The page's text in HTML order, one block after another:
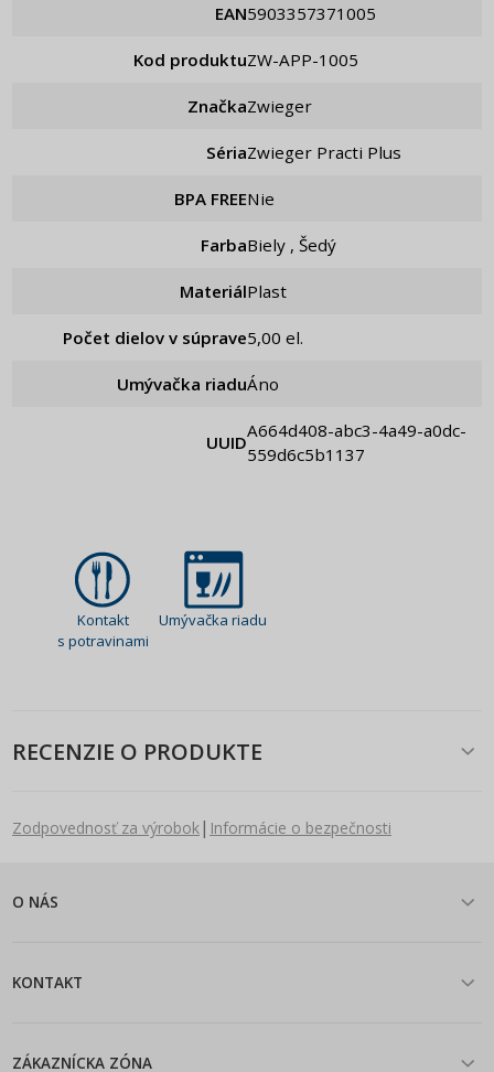
EAN 5903357371005
Kod produktu ZW-APP-1005
Značka Zwieger
Séria Zwieger Practi Plus
BPA FREE Nie
Farba Biely , Šedý
Materiál Plast
Počet dielov v súprave 5,00 el.
Umývačka riadu Áno
UUID
a664d408-abc3-4a49-a0dc-
559d6c5b1137
Kontakt
s potravinami
Umývačka riadu
RECENZIE O PRODUKTE
Zodpovednosť za výrobok| Informácie o bezpečnosti
O NÁS
KONTAKT
ZÁKAZNÍCKA ZÓNA